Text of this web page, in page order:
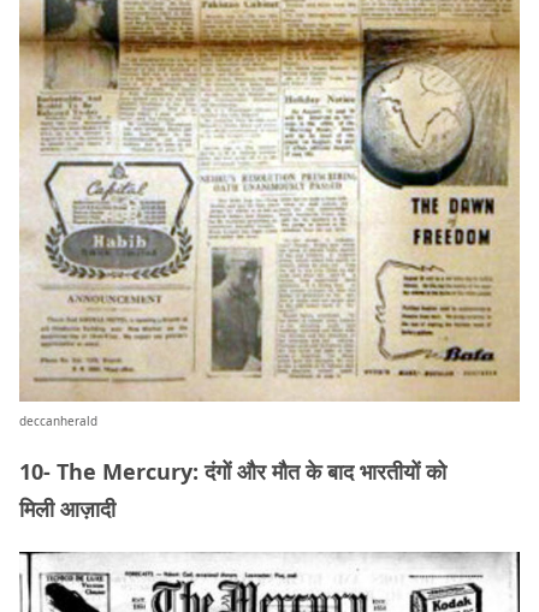
deccanherald
10- The Mercury: दंगों और मौत के बाद भारतीयों को
मिली आज़ादी